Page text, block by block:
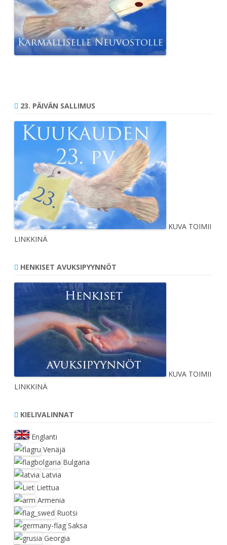
23. PÄIVÄN SALLIMUS
KUVA TOIMII
LINKKINÄ
HENKISET AVUKSIPYYNNÖT
KUVA TOIMII
LINKKINÄ
KIELIVALINNAT
Englanti
Venäjä
Bulgaria
Latvia
Liettua
Armenia
Ruotsi
Saksa
Georgia